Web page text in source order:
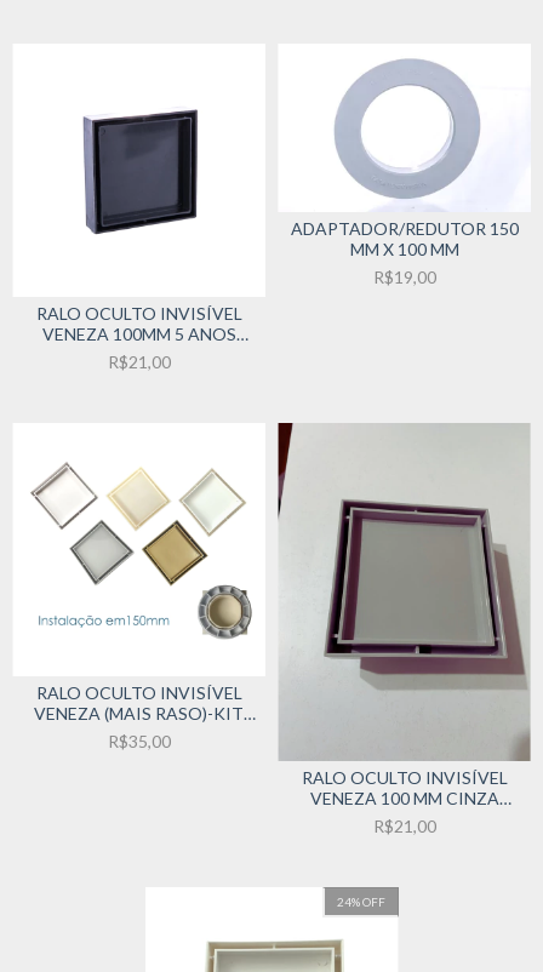
RALO OCULTO INVISÍVEL
VENEZA 100MM 5 ANOS
GARANTIA PRETO
R$21,00
ADAPTADOR/REDUTOR 150
MM X 100 MM
R$19,00
RALO OCULTO INVISÍVEL
VENEZA (MAIS RASO)-KIT
COM ADAPTADOR PARA 150
MM
R$35,00
RALO OCULTO INVISÍVEL
VENEZA 100 MM CINZA
CLARO
R$21,00
24%OFF